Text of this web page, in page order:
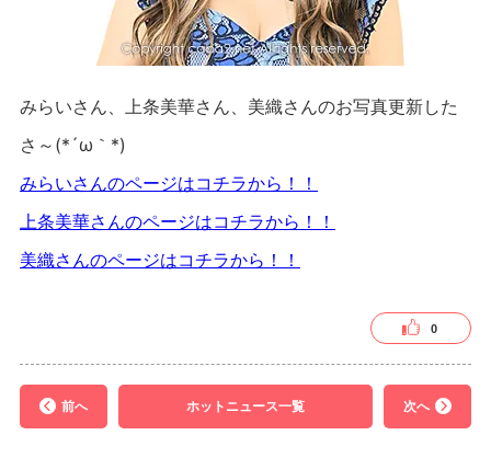
みらいさん、上条美華さん、美織さんのお写真更新した
さ～(*´ω｀*)
みらいさんのページはコチラから！！
上条美華さんのページはコチラから！！
美織さんのページはコチラから！！
0
前へ ホットニュース一覧 次へ